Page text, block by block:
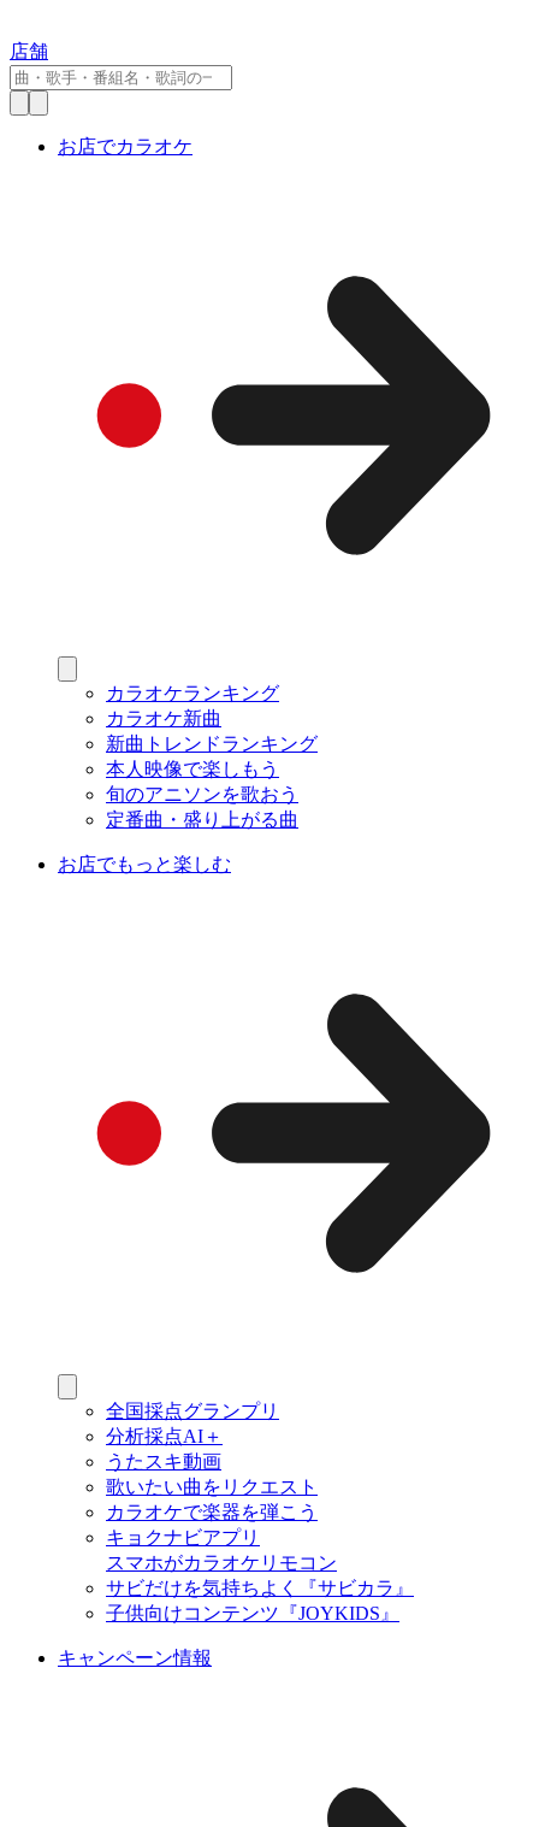
店舗
お店でカラオケ
カラオケランキング
カラオケ新曲
新曲トレンドランキング
本人映像で楽しもう
旬のアニソンを歌おう
定番曲・盛り上がる曲
お店でもっと楽しむ
全国採点グランプリ
分析採点AI＋
うたスキ動画
歌いたい曲をリクエスト
カラオケで楽器を弾こう
キョクナビアプリ
スマホがカラオケリモコン
サビだけを気持ちよく『サビカラ』
子供向けコンテンツ『JOYKIDS』
キャンペーン情報